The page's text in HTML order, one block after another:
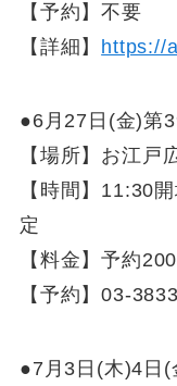
【予約】不要
【詳細】 https://
●6月27日(金)第
【場所】お江戸
【時間】11:30
定
【料金】予約
【予約】03-
●7月3日(木)4日(